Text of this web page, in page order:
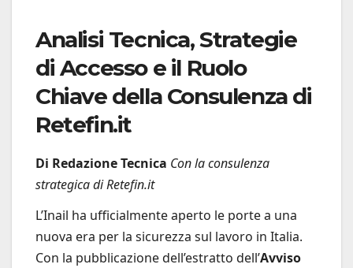
Analisi Tecnica, Strategie
di Accesso e il Ruolo
Chiave della Consulenza di
Retefin.it
Di Redazione Tecnica Con la consulenza
strategica di Retefin.it
L’Inail ha ufficialmente aperto le porte a una
nuova era per la sicurezza sul lavoro in Italia.
Con la pubblicazione dell’estratto dell’Avviso